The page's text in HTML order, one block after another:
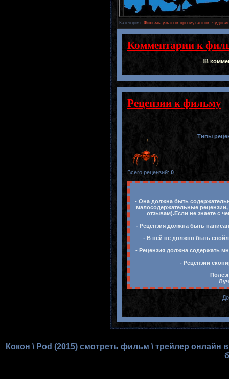
Категория: Фильмы ужасов про мутантов,
Комментарии к
!В
Рецензии к фильму
Типы
Всего рецензий: 0
- Она должна быть
малосодержательные
отзывам).Если не знаете с
- Рецензия должна быть
- В ней не должно быть
- Рецензия должна содержать
- Рецензии
Кокон \ Pod (2015) смотреть фильм \ трейлер онлайн